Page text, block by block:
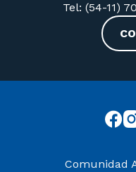
Tel: (54-11)
Comunidad